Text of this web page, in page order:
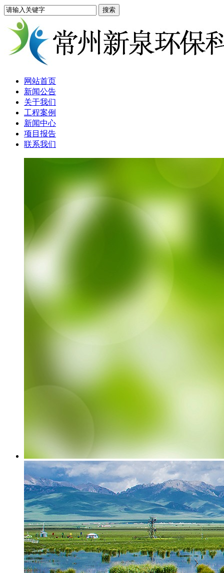
网站首页
新闻公告
关于我们
工程案例
新闻中心
项目报告
联系我们